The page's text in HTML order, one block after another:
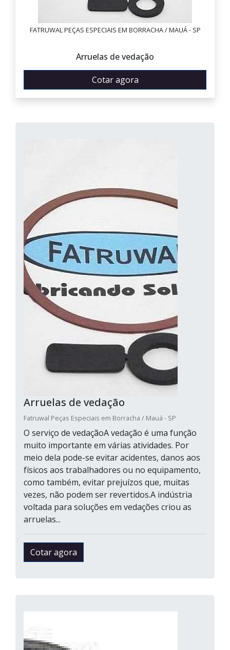
FATRUWAL PEÇAS ESPECIAIS EM BORRACHA / MAUÁ - SP
Arruelas de vedação
Cotar agora
Arruelas de vedação
Fatruwal Peças Especiais em Borracha / Mauá - SP
O serviço de vedaçãoA vedação é uma função
muito importante em várias atividades. Por
meio dela pode-se evitar acidentes, danos aos
físicos aos trabalhadores ou no equipamento,
como também, evitar prejuízos que, muitas
vezes, não podem ser revertidos.A indústria
voltada para soluções em vedações criou as
arruelas...
Cotar agora